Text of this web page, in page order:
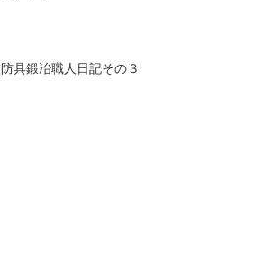
防具鍛冶職人日記その３